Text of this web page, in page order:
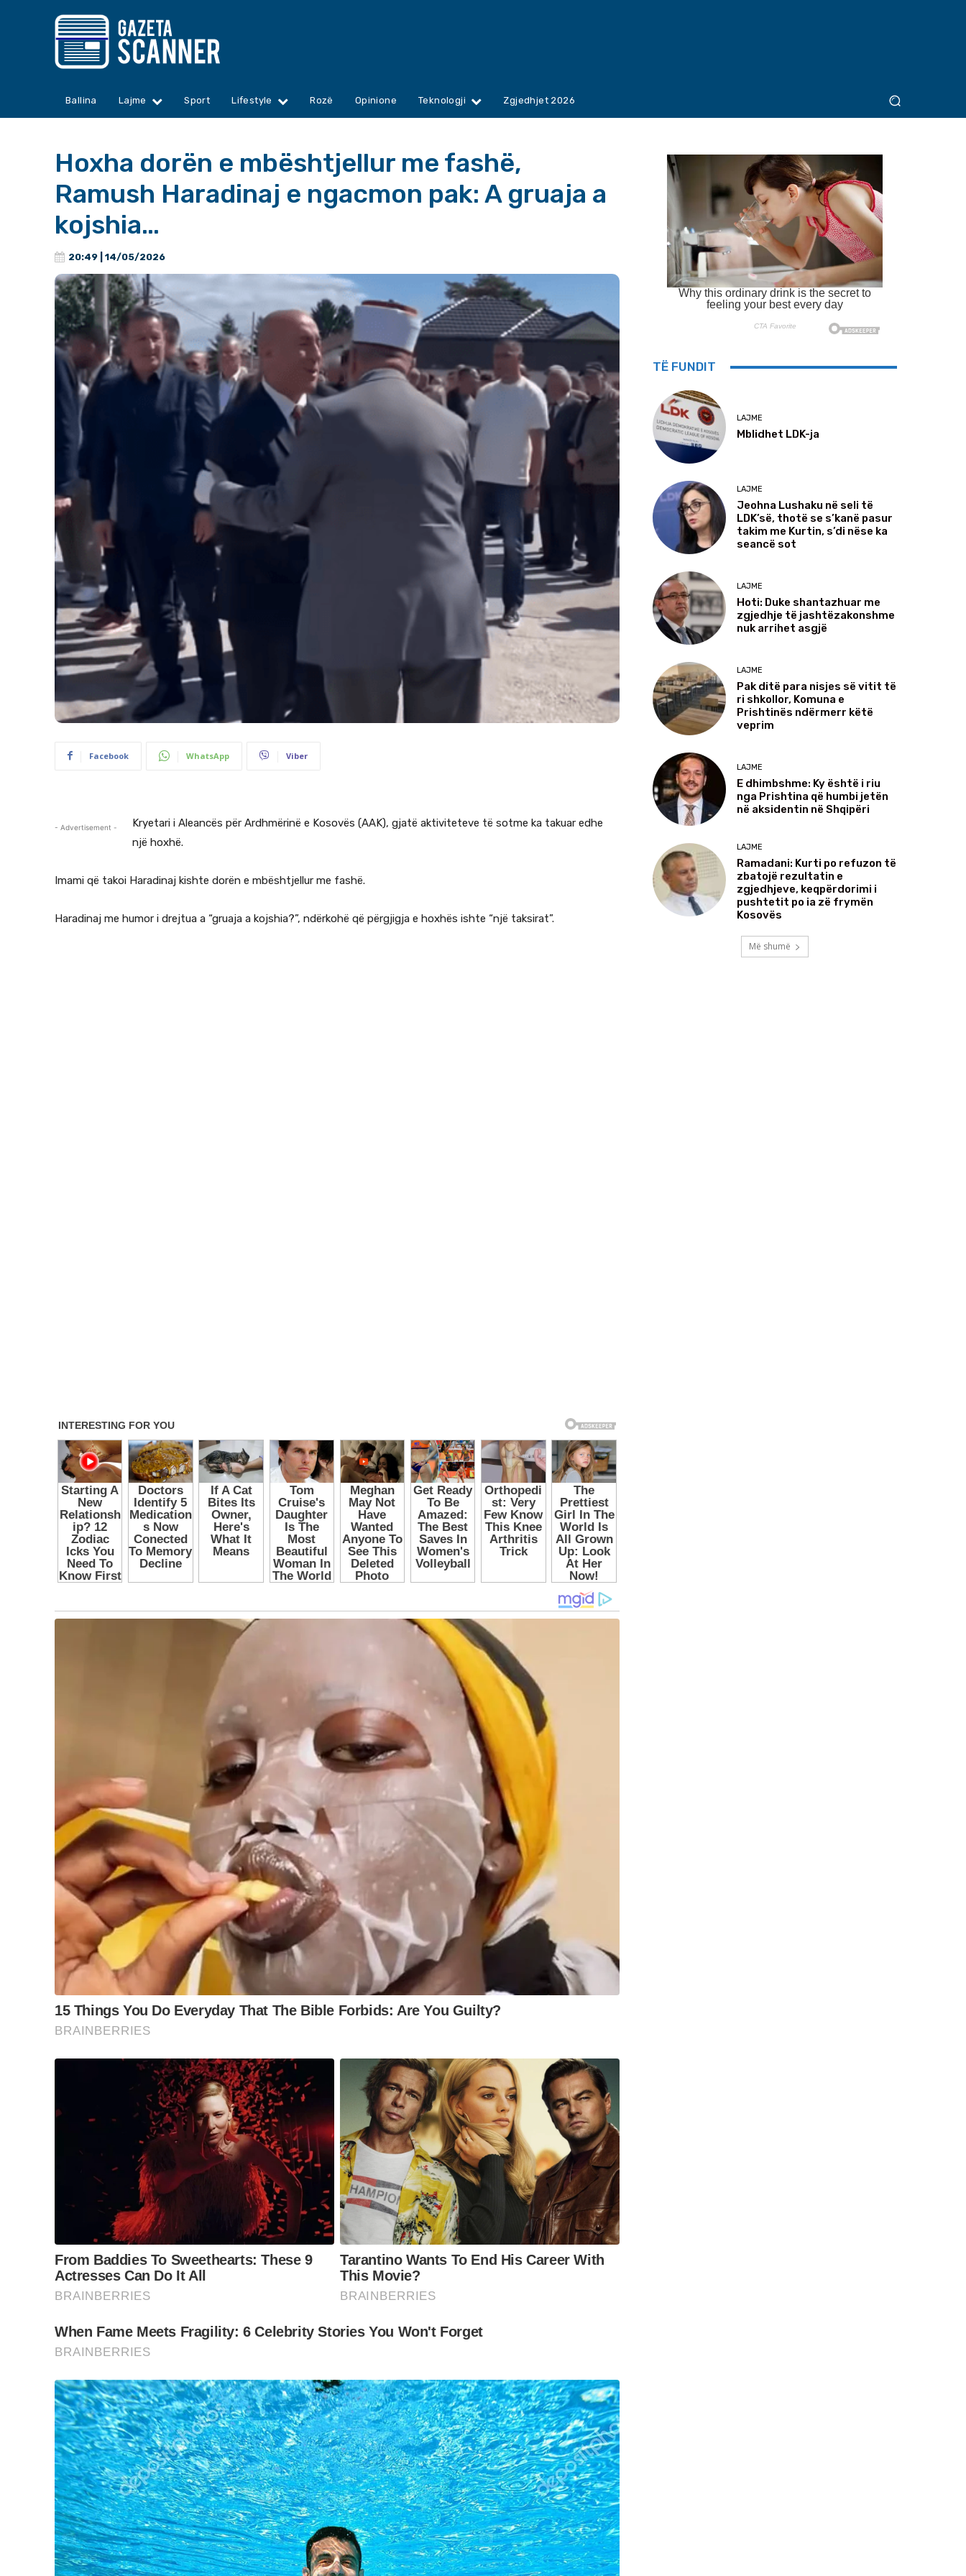
Ballina Lajme Sport Lifestyle Rozë Opinione Teknologji Zgjedhjet 2026
Hoxha dorën e mbështjellur me fashë,
Ramush Haradinaj e ngacmon pak: A gruaja a
kojshia…
20:49 | 14/05/2026
Facebook WhatsApp Viber
- Advertisement -
Kryetari i Aleancës për Ardhmërinë e Kosovës (AAK), gjatë aktiviteteve të sotme ka takuar edhe
një hoxhë.
Imami që takoi Haradinaj kishte dorën e mbështjellur me fashë.
Haradinaj me humor i drejtua a “gruaja a kojshia?”, ndërkohë që përgjigja e hoxhës ishte “një taksirat”.
TË FUNDIT
LAJME
Mblidhet LDK-ja
LAJME
Jeohna Lushaku në seli të
LDK’së, thotë se s’kanë pasur
takim me Kurtin, s’di nëse ka
seancë sot
LAJME
Hoti: Duke shantazhuar me
zgjedhje të jashtëzakonshme
nuk arrihet asgjë
LAJME
Pak ditë para nisjes së vitit të
ri shkollor, Komuna e
Prishtinës ndërmerr këtë
veprim
LAJME
E dhimbshme: Ky është i riu
nga Prishtina që humbi jetën
në aksidentin në Shqipëri
LAJME
Ramadani: Kurti po refuzon të
zbatojë rezultatin e
zgjedhjeve, keqpërdorimi i
pushtetit po ia zë frymën
Kosovës
Më shumë